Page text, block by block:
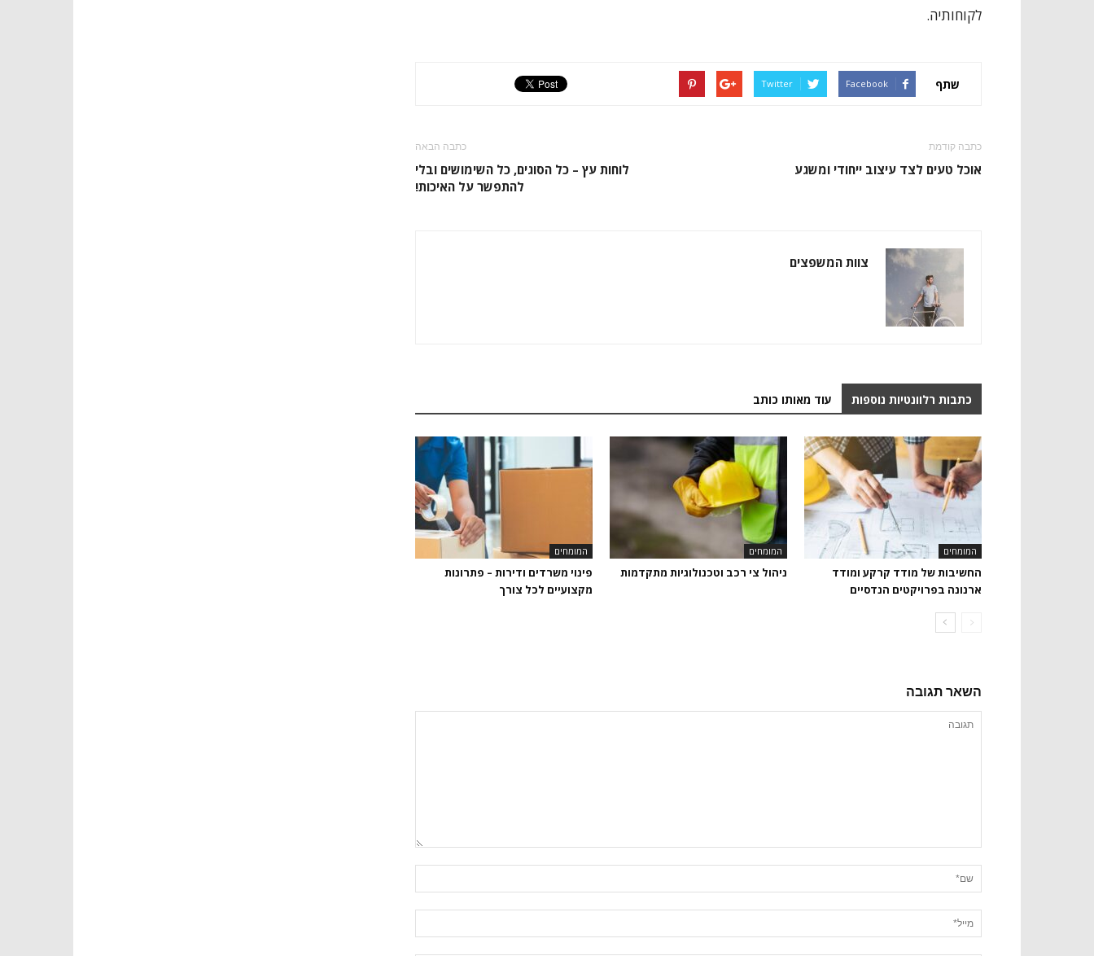
לקוחותיה.
שתף Facebook
Twitter
כתבה קודמת
אוכל טעים לצד עיצוב ייחודי ומשגע
כתבה הבאה
לוחות עץ – כל הסוגים, כל השימושים ובלי
להתפשר על האיכות!
צוות המשפצים
כתבות רלוונטיות נוספות עוד מאותו כותב
המומחים
החשיבות של מודד קרקע ומודד
ארנונה בפרויקטים הנדסיים
המומחים
ניהול צי רכב וטכנולוגיות מתקדמות
המומחים
פינוי משרדים ודירות – פתרונות
מקצועיים לכל צורך
השאר תגובה